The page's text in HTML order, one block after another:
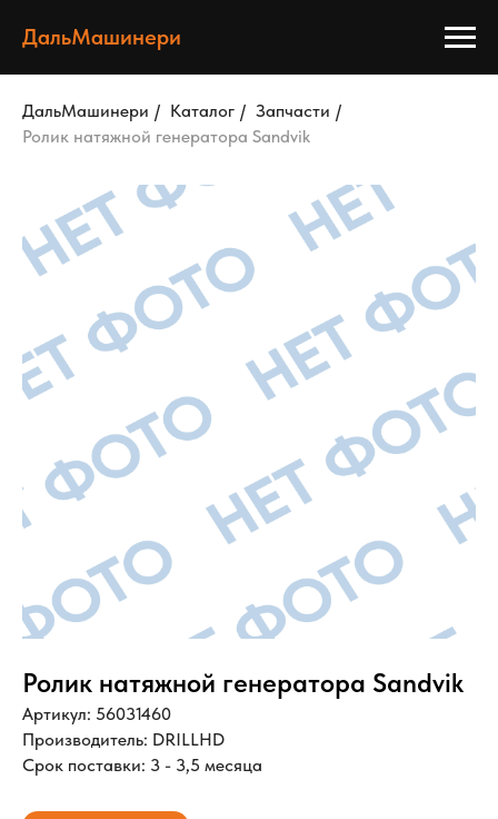
ДальМашинери
ДальМашинери / Каталог / Запчасти /
Ролик натяжной генератора Sandvik
Ролик натяжной генератора Sandvik
Артикул: 56031460
Производитель: DRILLHD
Срок поставки: 3 - 3,5 месяца